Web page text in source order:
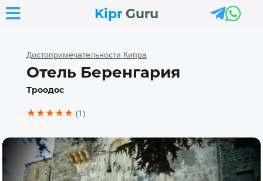
Kipr Guru
 
Достопримечательности Кипра
Отель Беренгария
Троодос
★★★★★ (1)